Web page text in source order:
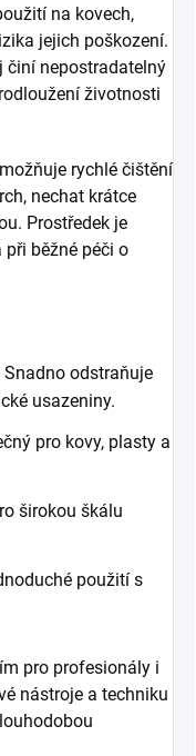
na kovech,
jejich poškození.
činí nepostradatelný
životnosti
rychlé čištění
nechat krátce
Prostředek je
běžné péči o
Snadno odstraňuje
usazeniny.
pro kovy, plasty a
širokou škálu
použití s
pro profesionály i
nástroje a techniku